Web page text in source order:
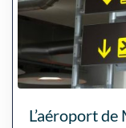
L’aéroport